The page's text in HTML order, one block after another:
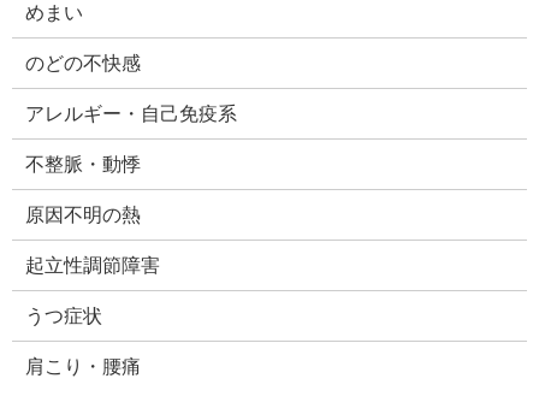
めまい
のどの不快感
アレルギー・自己免疫系
不整脈・動悸
原因不明の熱
起立性調節障害
うつ症状
肩こり・腰痛